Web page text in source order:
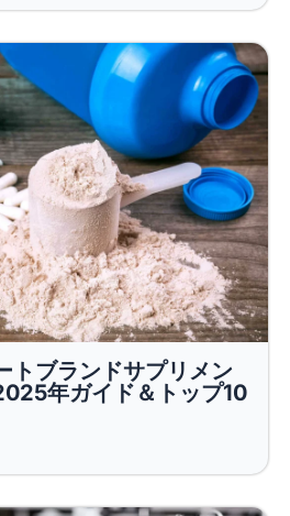
トブランドサプリメン
年ガイド＆トップ10